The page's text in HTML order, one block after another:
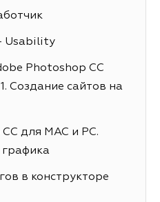
Usability
Photoshop СС
Создание сайтов на
для MAC и PC.
графика
в конструкторе